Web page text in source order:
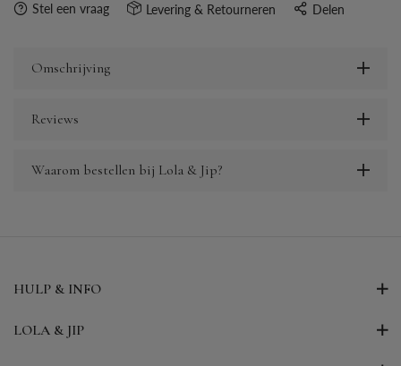
Stel een vraag Levering & Retourneren Delen
Omschrijving
Reviews
Waarom bestellen bij Lola & Jip?
HULP & INFO
LOLA & JIP